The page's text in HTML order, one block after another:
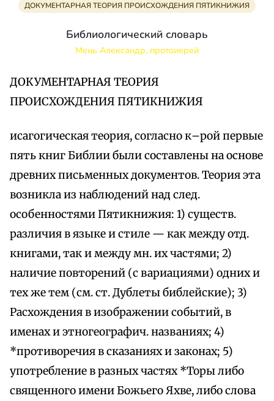
ДОКУМЕНТАРНАЯ ТЕОРИЯ ПРОИСХОЖДЕНИЯ ПЯТИКНИЖИЯ
Библиологический словарь
Мень Александр, протоиерей
ДОКУМЕНТАРНАЯ ТЕОРИЯ
ПРОИСХОЖДЕНИЯ ПЯТИКНИЖИЯ
исагогическая теория, согласно к–рой первые
пять книг Библии были составлены на основе
древних письменных документов. Теория эта
возникла из наблюдений над след.
особенностями Пятикнижия: 1) существ.
различия в языке и стиле — как между отд.
книгами, так и между мн. их частями; 2)
наличие повторений (с вариациями) одних и
тех же тем (см. ст. Дублеты библейские); 3)
Расхождения в изображении событий, в
именах и этногеографич. названиях; 4)
*противоречия в сказаниях и законах; 5)
употребление в разных частях *Торы либо
священного имени Божьего Яхве, либо слова